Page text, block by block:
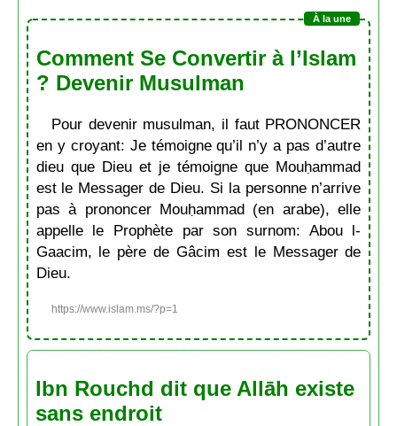
Comment Se Convertir à l’Islam
? Devenir Musulman
Pour devenir musulman, il faut PRONONCER
en y croyant: Je témoigne qu’il n’y a pas d’autre
dieu que Dieu et je témoigne que Mouḥammad
est le Messager de Dieu. Si la personne n’arrive
pas à prononcer Mouḥammad (en arabe), elle
appelle le Prophète par son surnom: Abou l-
Gaacim, le père de Gâcim est le Messager de
Dieu.
https://www.islam.ms/?p=1
Ibn Rouchd dit que Allāh existe
sans endroit